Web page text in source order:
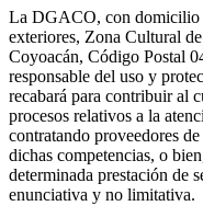
La DGACO, con domicilio
exteriores, Zona Cultural
Coyoacán, Código Postal
responsable del uso y
recabará para contribuir al
procesos relativos a la
contratando proveedores
dichas competencias, o
determinada prestación de
enunciativa y no limitativa.